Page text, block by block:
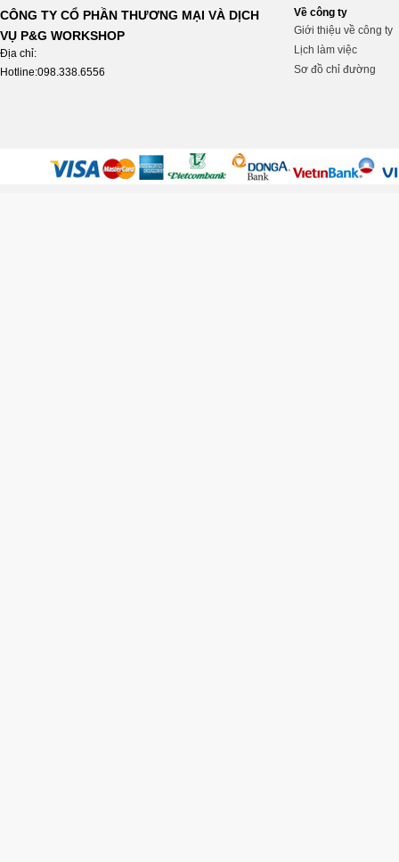
CÔNG TY CỔ PHẦN THƯƠNG MẠI VÀ DỊCH
VỤ P&G WORKSHOP
Địa chỉ:
Hotline:098.338.6556
Về công ty
Giới thiệu về công ty
Lịch làm việc
Sơ đồ chỉ đường